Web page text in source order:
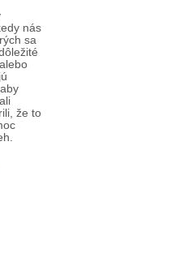
nás
sa
že to